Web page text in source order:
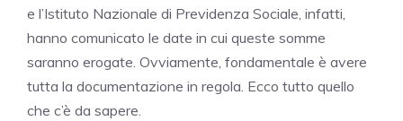
e l’Istituto Nazionale di Previdenza Sociale, infatti,
hanno comunicato le date in cui queste somme
saranno erogate. Ovviamente, fondamentale è avere
tutta la documentazione in regola. Ecco tutto quello
che c’è da sapere.